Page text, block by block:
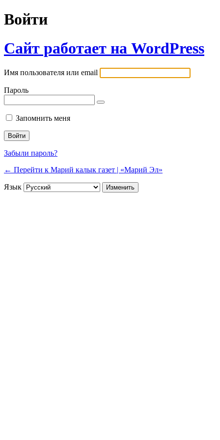
Войти
Сайт работает на WordPress
Имя пользователя или email
Пароль
Запомнить меня
Забыли пароль?
← Перейти к Марий калык газет | «Марий Эл»
Язык